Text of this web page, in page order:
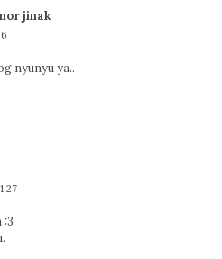
jinak
nyunyu ya..
:3